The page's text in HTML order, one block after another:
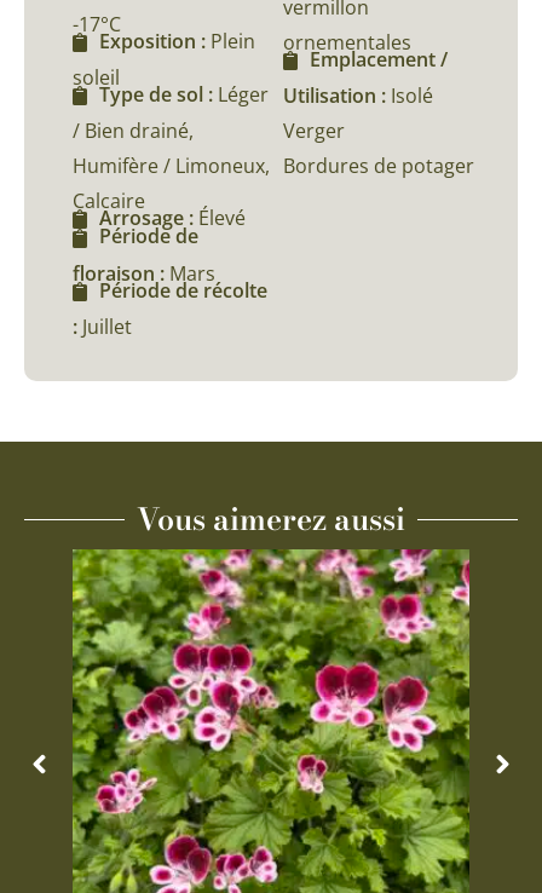
-17°C
Exposition : Plein
soleil
Type de sol : Léger
/ Bien drainé,
Humifère / Limoneux,
Calcaire
Arrosage : Élevé
Période de
floraison : Mars
Période de récolte
: Juillet
vermillon
ornementales
Emplacement /
Utilisation : Isolé
Verger
Bordures de potager
Vous aimerez aussi